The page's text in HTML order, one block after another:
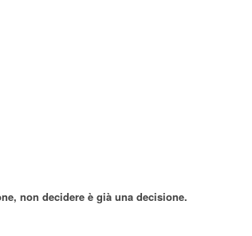
non decidere è già una decisione.